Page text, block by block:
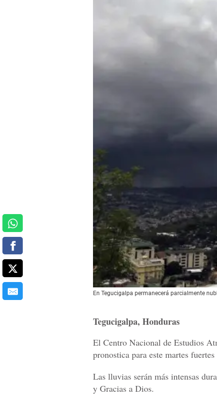
En Tegucigalpa permanecerá parcialmente
Tegucigalpa, Honduras
El Centro Nacional de Estudios
pronostica para este martes
Las lluvias serán más intensas
y Gracias a Dios.